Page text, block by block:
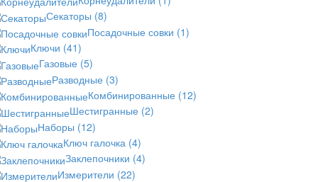
Секаторы (8)
Посадочные совки (1)
Ключи (41)
Газовые (5)
Разводные (3)
Комбинированные (12)
Шестигранные (2)
Наборы (12)
Ключ галочка (4)
Заклепочники (4)
Измерители (22)